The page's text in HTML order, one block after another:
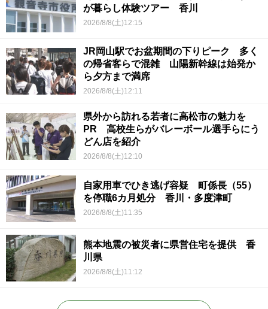
が暮らし体験ツアー 香川
2026/8/8(土)12:15
JR岡山駅でお盆期間の下りピーク 多く
の帰省客らで混雑 山陽新幹線は始発か
ら夕方まで満席
2026/8/8(土)12:11
県外から訪れる若者に高松市の魅力を
PR 高校生らがバレーボール選手らにう
どん店を紹介
2026/8/8(土)12:10
自家用車でひき逃げ容疑 町係長（55）
を停職6カ月処分 香川・多度津町
2026/8/8(土)11:35
熊本地震の被災者に県営住宅を提供 香
川県
2026/8/8(土)11:12